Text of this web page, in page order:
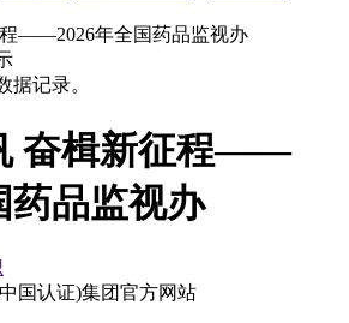
——2026年全国药品监视办
据记录。
奋楫新征程——
药品监视办
国认证)集团官方网站